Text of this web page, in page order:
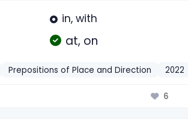
in, with
at, on
Prepositions of Place and Direction 2022
6